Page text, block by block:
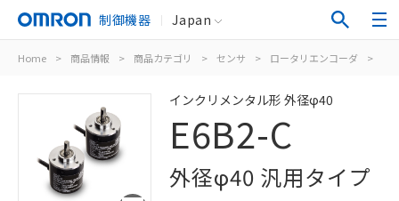
制御機器 Japan
Home > 商品情報 > 商品カテゴリ > センサ > ロータリエンコーダ >
インクリメンタル形 外径φ40
E6B2-C
外径φ40 汎用タイプ